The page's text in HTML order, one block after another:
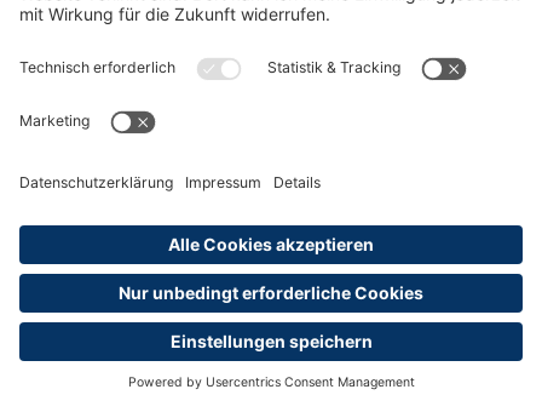
Datenschutzerklärung
Widerrufsrecht
Versandinformationen
Erklärung zur Barrierefreiheit
Abonnements hier kündigen
Cookie-Einstellungen
Alle Preise sind inkl. MwSt. und ggf. zzgl.Versandkosten